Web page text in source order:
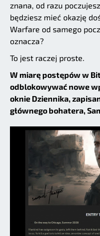
znana, od razu
będziesz mieć okazję
Warfare od samego
oznacza?
To jest raczej proste.
W miarę postępów w
odblokowywać nowe
oknie Dziennika,
głównego bohatera,